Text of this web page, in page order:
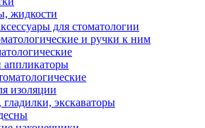
жидкости
для стоматологии
и ручки к ним
аппликаторы
изоляции
экскаваторы